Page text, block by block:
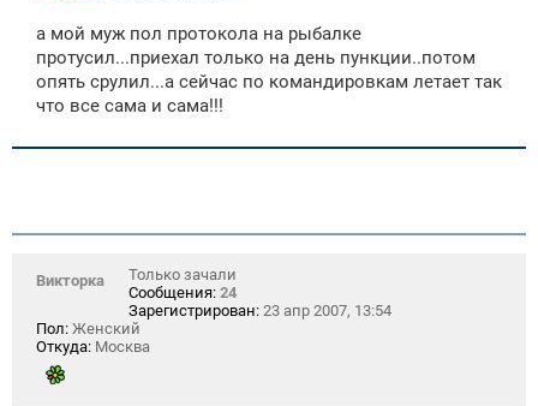
б
щ
е
н
и
а мой муж пол протокола на рыбалке
протусил...приехал только на день пункции..потом
опять срулил...а сейчас по командировкам летает так
что все сама и сама!!!
Викторка
Только зачали
Сообщения: 24
Зарегистрирован: 23 апр 2007, 13:54
Пол: Женский
Откуда: Москва